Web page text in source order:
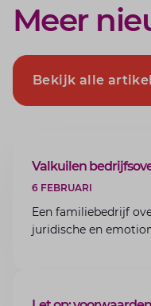
Meer
Bekijk alle
ARTIKEL
Valkuilen
6 FEBRUARI
Een familiebedrijf
juridische en
ARTIKEL